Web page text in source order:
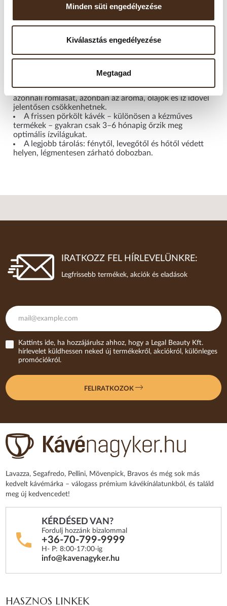
Minden süti engedélyezése
Kiválasztás engedélyezése
Megtagad
Felbontás után javasolt 2–4 héten belül elfogyasztani, mivel
ajánlott, mivel a nedvesség károsíthatja az aromákat. Kérjük,
ne tárolja hűtőszekrényben sem.
A „minőségét megőrzi” dátum nem jelenti a kávé
azonnali romlását, azonban az aroma, olajok és íz idővel
jelentősen csökkenhetnek.
A frissen pörkölt kávék – különösen a kézműves
termékek – gyakran csak 3–6 hónapig őrzik meg
optimális ízvilágukat.
A legjobb tárolás: fénytől, levegőtől és hőtől védett
helyen, légmentesen zárható dobozban.
IRATKOZZ FEL HÍRLEVELÜNKRE:
Legfrissebb termékek, akciók és eladások
Kattints ide, ha hozzájárulsz ahhoz, hogy a Legal Beauty Kft.
hírlevelet küldhessen neked új termékekről, akciókról, különleges
promóciókról.
FELIRATKOZOK
Lavazza, Segafredo, Pellini, Mövenpick, Bravos és még sok más
kedvelt kávémárka – válogass prémium kávékínálatunkból, és találd
meg új kedvencedet!
KÉRDÉSED VAN?
Fordulj hozzánk bizalommal
+36-70-799-9999
H- P: 8:00-17:00-ig
info@kavenagyker.hu
HASZNOS LINKEK